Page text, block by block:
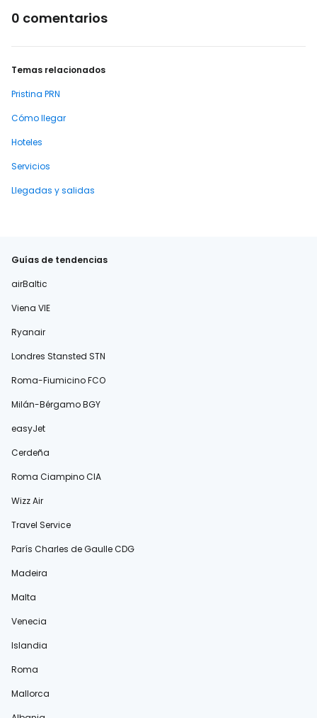
0 comentarios
Temas relacionados
Pristina PRN
Cómo llegar
Hoteles
Servicios
Llegadas y salidas
Guías de tendencias
airBaltic
Viena VIE
Ryanair
Londres Stansted STN
Roma-Fiumicino FCO
Milán-Bérgamo BGY
easyJet
Cerdeña
Roma Ciampino CIA
Wizz Air
Travel Service
París Charles de Gaulle CDG
Madeira
Malta
Venecia
Islandia
Roma
Mallorca